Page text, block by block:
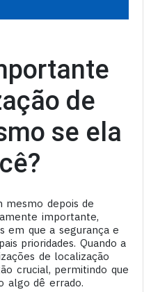
de
se ela
mesmo depois de
importante,
em que a segurança e
prioridades. Quando a
de localização
crucial, permitindo que
algo dê errado.